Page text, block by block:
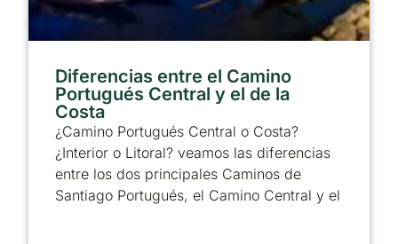
Diferencias entre el Camino
Portugués Central y el de la
Costa
¿Camino Portugués Central o Costa?
¿Interior o Litoral? veamos las diferencias
entre los dos principales Caminos de
Santiago Portugués, el Camino Central y el